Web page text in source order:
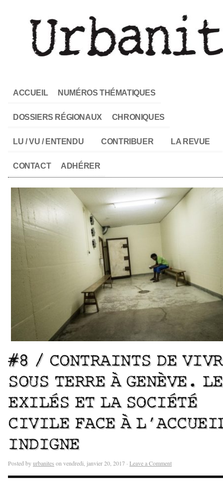
ACCUEIL NUMÉROS THÉMATIQUES
DOSSIERS RÉGIONAUX CHRONIQUES
LU / VU / ENTENDU CONTRIBUER LA REVUE
CONTACT ADHÉRER
#8 / CONTRAINTS DE
SOUS TERRE À GENÈVE.
EXILÉS ET LA SOCIÉTÉ
CIVILE FACE À
INDIGNE
Posted byurbanites on vendredi, janvier 20, 2017 · Leave a Comment